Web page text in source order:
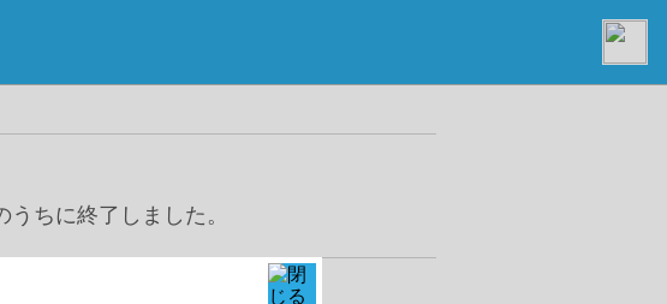
ちに終了しました。